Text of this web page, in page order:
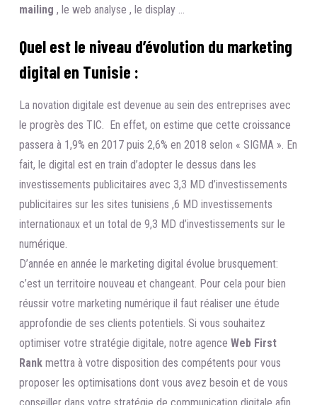
mailing , le web analyse , le display …
Quel est le niveau d’évolution du marketing
digital en Tunisie :
La novation digitale est devenue au sein des entreprises avec
le progrès des TIC. En effet, on estime que cette croissance
passera à 1,9% en 2017 puis 2,6% en 2018 selon « SIGMA ». En
fait, le digital est en train d’adopter le dessus dans les
investissements publicitaires avec 3,3 MD d’investissements
publicitaires sur les sites tunisiens ,6 MD investissements
internationaux et un total de 9,3 MD d’investissements sur le
numérique.
D’année en année le marketing digital évolue brusquement:
c’est un territoire nouveau et changeant. Pour cela pour bien
réussir votre marketing numérique il faut réaliser une étude
approfondie de ses clients potentiels. Si vous souhaitez
optimiser votre stratégie digitale, notre agence Web First
Rank mettra à votre disposition des compétents pour vous
proposer les optimisations dont vous avez besoin et de vous